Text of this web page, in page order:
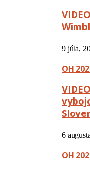
9 júla,
OH
6
OH